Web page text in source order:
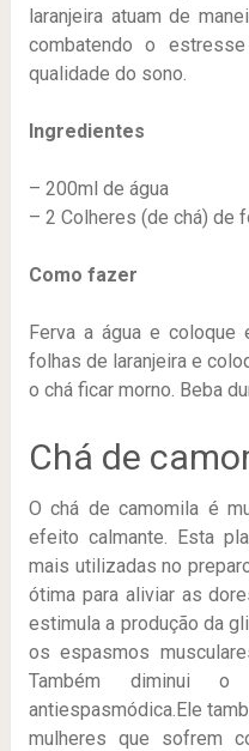
laranjeira atuam de
combatendo o
qualidade do sono.
Ingredientes
– 200ml de água
– 2 Colheres (de chá) de
Como fazer
Ferva a água e coloque
folhas de laranjeira e
o chá ficar morno. Beba
Chá de
O chá de camomila é
efeito calmante. Esta
mais utilizadas no
ótima para aliviar as
estimula a produção da
os espasmos
Também diminui
antiespasmódica.Ele
mulheres que sofrem